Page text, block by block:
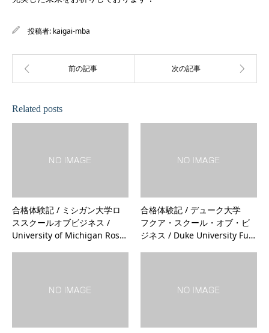
投稿者: kaigai-mba
Related posts
合格体験記 / ミシガン大学ロ
ススクールオブビジネス /
University of Michigan Ros…
合格体験記 / デューク大学
フクア・スクール・オブ・ビ
ジネス / Duke University Fu…